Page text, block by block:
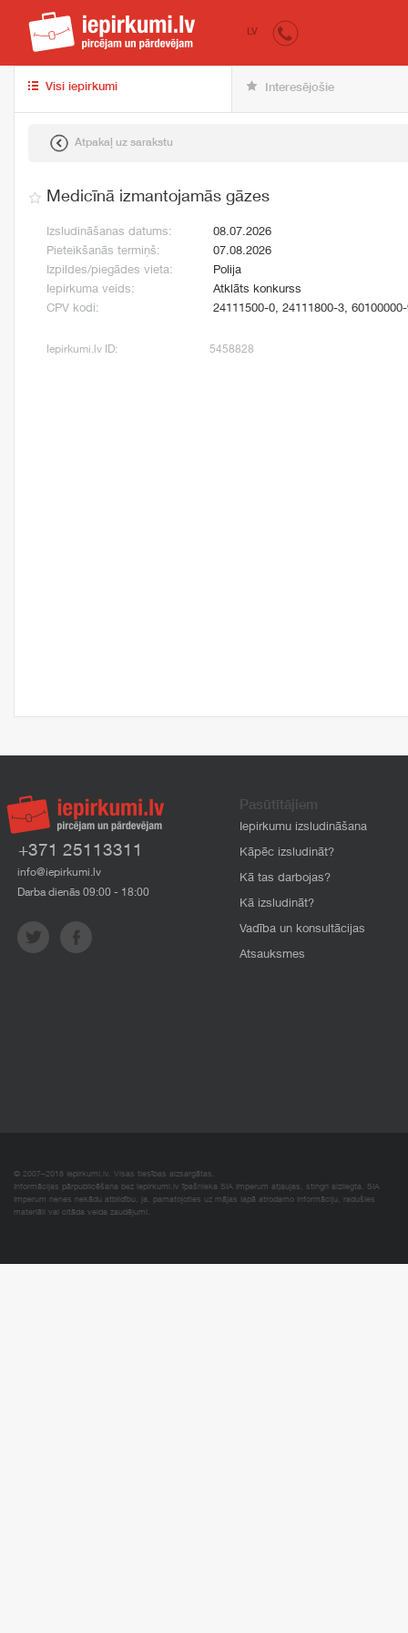
iepirkumi.lv
LV
Visi iepirkumi Interesējošie
Atpakaļ uz sarakstu
Medicīnā izmantojamās gāzes
Izsludināšanas datums:
08.07.2026
Pieteikšanās termiņš:
07.08.2026
Izpildes/piegādes vieta:
Polija
Iepirkuma veids:
Atklāts konkurss
CPV kodi:
24111500-0, 24111800-3,
Iepirkumi.lv ID: 5458828
+371 25113311
info@iepirkumi.lv
Darba dienās 09:00 - 18:00
Pasūtītājiem
Iepirkumu izsludināšana
Kāpēc izsludināt?
Kā tas darbojas?
Kā izsludināt?
Vadība un konsultācijas
Atsauksmes
© 2007–2018 Iepirkumi.lv. Visas tiesības aizsargātas.
Informācijas pārpublicēšana bez iepirkumi.lv īpašnieka SIA Imperum atļaujas, stingri aizliegta. SIA
Imperum nenes nekādu atbildību, ja, pamatojoties uz mājas lapā atrodamo informāciju, radušies
materiāli vai citāda veida zaudējumi.